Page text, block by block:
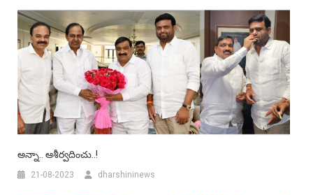
అన్నా.. ఆశీర్వదించు..!
21-08-2023 dharshininews